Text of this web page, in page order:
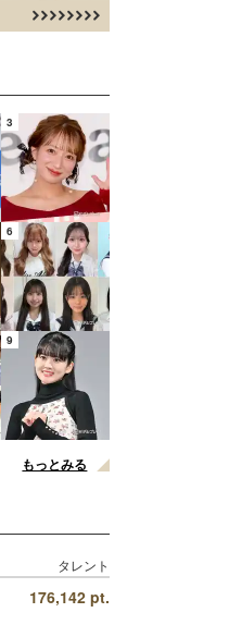
3
6
9
もっとみる
タレント
176,142 pt.